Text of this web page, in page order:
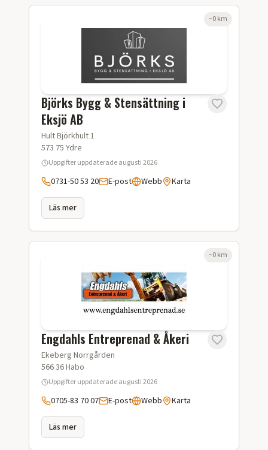
Björks Bygg & Stensättning i
Eksjö AB
Hult Björkhult 1
573 75 Ydre
Uppgifter uppdateradeaugusti 2026
0731-50 53 20 E-post Webb Karta
Läs mer
~0km
Engdahls Entreprenad & Åkeri
Ekeberg Norrgården
566 36Habo
Uppgifter uppdateradeaugusti 2026
0705-83 70 07 E-post Webb Karta
Läs mer
~0km